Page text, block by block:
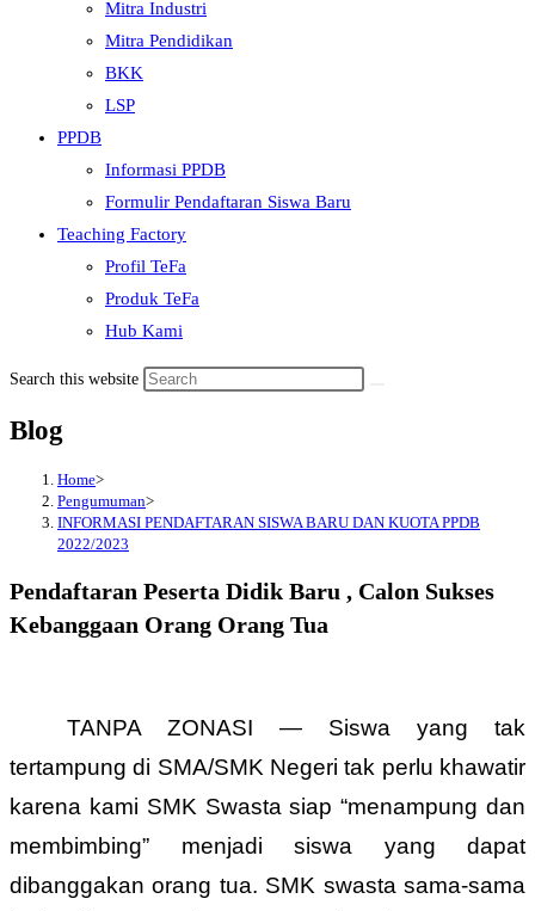
Mitra Industri
Mitra Pendidikan
BKK
LSP
PPDB
Informasi PPDB
Formulir Pendaftaran Siswa Baru
Teaching Factory
Profil TeFa
Produk TeFa
Hub Kami
Search this website
Blog
Home>
Pengumuman>
INFORMASI PENDAFTARAN SISWA BARU DAN KUOTA PPDB
2022/2023
Pendaftaran Peserta Didik Baru , Calon Sukses
Kebanggaan Orang Orang Tua
TANPA ZONASI — Siswa yang tak
tertampung di SMA/SMK Negeri tak perlu khawatir
karena kami SMK Swasta siap “menampung dan
membimbing” menjadi siswa yang dapat
dibanggakan orang tua. SMK swasta sama-sama